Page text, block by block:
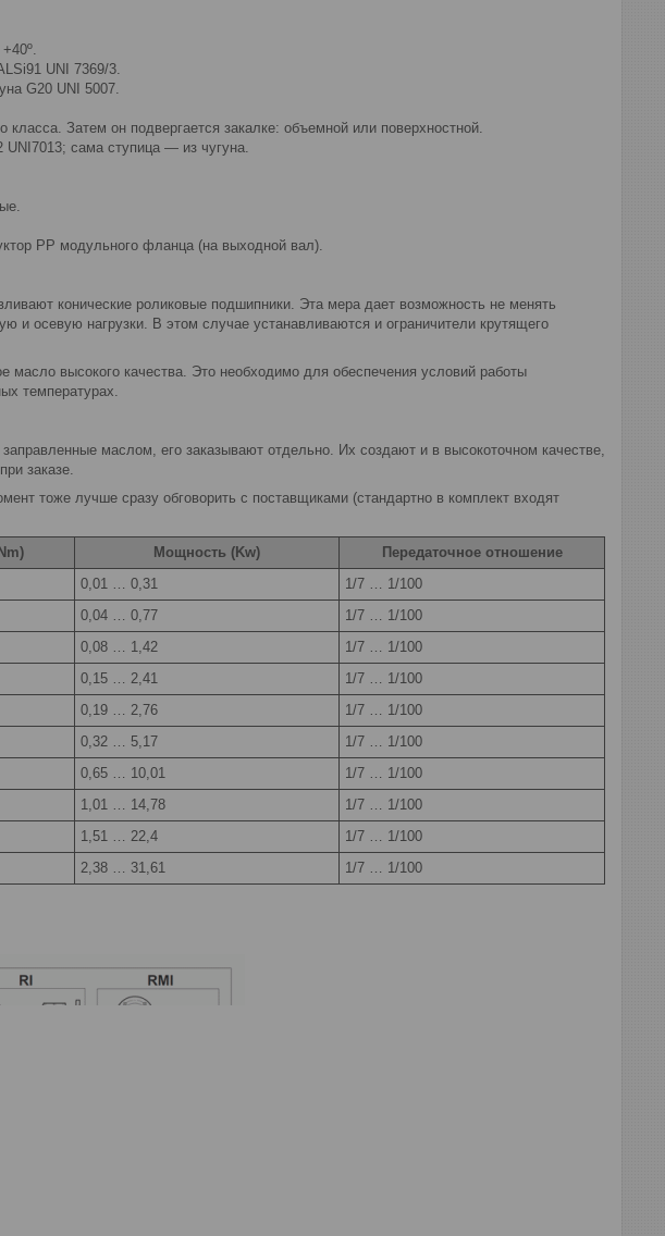
UNI 7369/3.
G20 UNI 5007.
класса. Затем он подвергается закалке: объемной или поверхностной.
UNI7013; сама ступица — из чугуна.
PP модульного фланца (на выходной вал).
конические роликовые подшипники. Эта мера дает возможность не менять
и осевую нагрузки. В этом случае устанавливаются и ограничители крутящего
масло высокого качества. Это необходимо для обеспечения условий работы
температурах.
маслом, его заказывают отдельно. Их создают и в высокоточном качестве,
заказе.
тоже лучше сразу обговорить с поставщиками (стандартно в комплект входят
Мощность (Kw)
Передаточное отношение
0,01 … 0,31
1/7 … 1/100
0,04 … 0,77
1/7 … 1/100
0,08 … 1,42
1/7 … 1/100
0,15 … 2,41
1/7 … 1/100
0,19 … 2,76
1/7 … 1/100
0,32 … 5,17
1/7 … 1/100
0,65 … 10,01
1/7 … 1/100
1,01 … 14,78
1/7 … 1/100
1,51 … 22,4
1/7 … 1/100
2,38 … 31,61 1/7 … 1/100